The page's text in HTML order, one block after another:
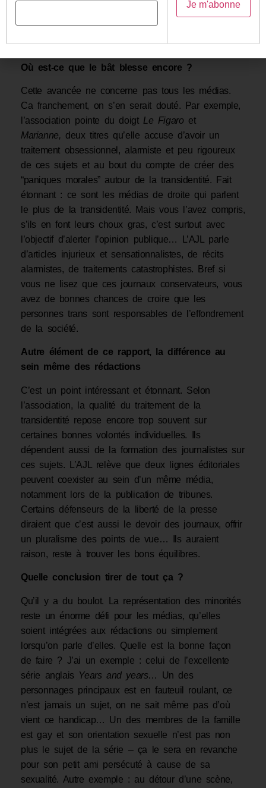
d’observation, 21 médias passés à la loupe, 434
articles recensés… Résultat : des progrès mais des
progrès fragiles et pas homogènes.
Où est-ce que le bât blesse encore ?
Cette avancée ne concerne pas tous les médias.
Ca franchement, on s’en serait douté. Par exemple,
l’association pointe du doigt Le Figaro et
Marianne, deux titres qu’elle accuse d’avoir un
traitement obsessionnel, alarmiste et peu rigoureux
de ces sujets et au bout du compte de créer des
“paniques morales” autour de la transidentité. Fait
étonnant : ce sont les médias de droite qui parlent
le plus de la transidentité. Mais vous l’avez compris,
s’ils en font leurs choux gras, c’est surtout avec
l’objectif d’alerter l’opinion publique… L’AJL parle
d’articles injurieux et sensationnalistes, de récits
alarmistes, de traitements catastrophistes. Bref si
vous ne lisez que ces journaux conservateurs, vous
avez de bonnes chances de croire que les
personnes trans sont responsables de l’effondrement
de la société.
Autre élément de ce rapport, la différence au
sein même des rédactions
C’est un point intéressant et étonnant. Selon
l’association, la qualité du traitement de la
transidentité repose encore trop souvent sur
certaines bonnes volontés individuelles. Ils
dépendent aussi de la formation des journalistes sur
ces sujets. L’AJL relève que deux lignes éditoriales
peuvent coexister au sein d’un même média,
notamment lors de la publication de tribunes.
Certains défenseurs de la liberté de la presse
diraient que c’est aussi le devoir des journaux, offrir
un pluralisme des points de vue… Ils auraient
raison, reste à trouver les bons équilibres.
Quelle conclusion tirer de tout ça ?
Qu’il y a du boulot. La représentation des minorités
reste un énorme défi pour les médias, qu’elles
soient intégrées aux rédactions ou simplement
lorsqu’on parle d’elles. Quelle est la bonne façon
de faire ? J’ai un exemple : celui de l’excellente
série anglais Years and years… Un des
personnages principaux est en fauteuil roulant, ce
n’est jamais un sujet, on ne sait même pas d’où
vient ce handicap… Un des membres de la famille
est gay et son orientation sexuelle n’est pas non
plus le sujet de la série – ça le sera en revanche
pour son petit ami persécuté à cause de sa
sexualité. Autre exemple : au détour d’une scène,